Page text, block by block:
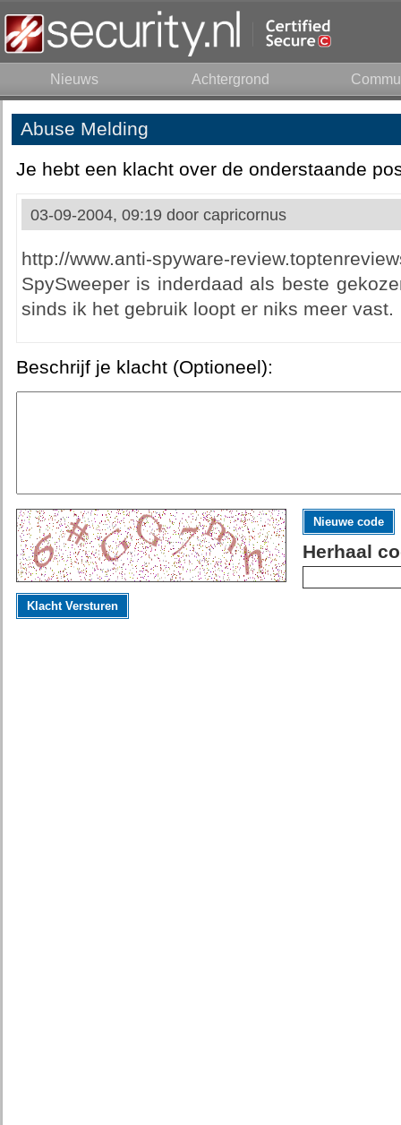
Nieuws Achtergrond
Abuse Melding
Je hebt een klacht over de onderstaande
03-09-2004, 09:19 door capricornus
http://www.anti-spyware-
SpySweeper is inderdaad als beste
sinds ik het gebruik loopt er niks meer vast.
Beschrijf je klacht (Optioneel):
Nieuwe code
Herhaal
Klacht Versturen